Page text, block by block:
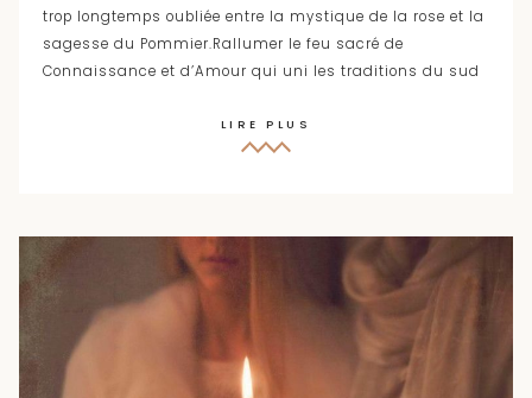
trop longtemps oubliée entre la mystique de la rose et la
sagesse du Pommier.Rallumer le feu sacré de
Connaissance et d’Amour qui uni les traditions du sud
LIRE PLUS